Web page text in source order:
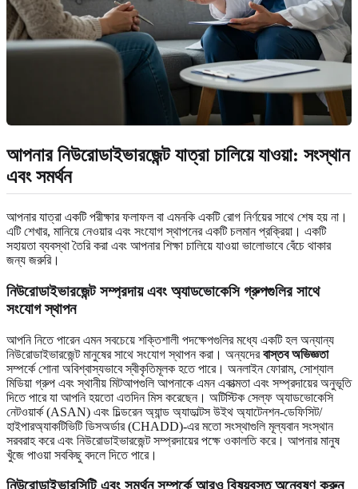
আপনার নিউরোডাইভারজেন্ট যাত্রা চালিয়ে যাওয়া: সংস্থান
এবং সমর্থন
আপনার যাত্রা একটি পরীক্ষার ফলাফল বা এমনকি একটি রোগ নির্ণয়ের সাথে শেষ হয় না।
এটি শেখার, মানিয়ে নেওয়ার এবং সংযোগ স্থাপনের একটি চলমান প্রক্রিয়া। একটি
সহায়তা ব্যবস্থা তৈরি করা এবং আপনার শিক্ষা চালিয়ে যাওয়া ভালোভাবে বেঁচে থাকার
জন্য জরুরি।
নিউরোডাইভারজেন্ট সম্প্রদায় এবং অ্যাডভোকেসি গ্রুপগুলির সাথে
সংযোগ স্থাপন
আপনি নিতে পারেন এমন সবচেয়ে শক্তিশালী পদক্ষেপগুলির মধ্যে একটি হল অন্যান্য
নিউরোডাইভারজেন্ট মানুষের সাথে সংযোগ স্থাপন করা। অন্যদেরবাস্তব অভিজ্ঞতা
সম্পর্কে শোনা অবিশ্বাস্যভাবে স্বীকৃতিমূলক হতে পারে। অনলাইন ফোরাম, সোশ্যাল
মিডিয়া গ্রুপ এবং স্থানীয় মিটআপগুলি আপনাকে এমন একাত্মতা এবং সম্প্রদায়ের অনুভূতি
দিতে পারে যা আপনি হয়তো এতদিন মিস করেছেন। অটিস্টিক সেল্ফ অ্যাডভোকেসি
নেটওয়ার্ক (ASAN) এবং চিল্ডরেন অ্যান্ড অ্যাডাল্টস উইথ অ্যাটেনশন-ডেফিসিট/
হাইপারঅ্যাকটিভিটি ডিসঅর্ডার (CHADD)-এর মতো সংস্থাগুলি মূল্যবান সংস্থান
সরবরাহ করে এবং নিউরোডাইভারজেন্ট সম্প্রদায়ের পক্ষে ওকালতি করে। আপনার মানুষ
খুঁজে পাওয়া সবকিছু বদলে দিতে পারে।